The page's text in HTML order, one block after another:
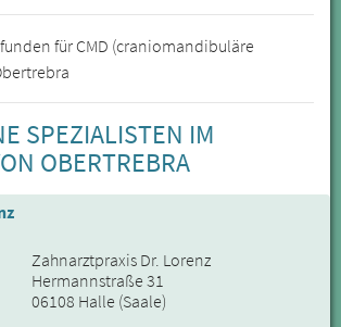
für CMD (craniomandibuläre
SPEZIALISTEN IM
OBERTREBRA
Zahnarztpraxis Dr. Lorenz
Hermannstraße 31
06108 Halle (Saale)